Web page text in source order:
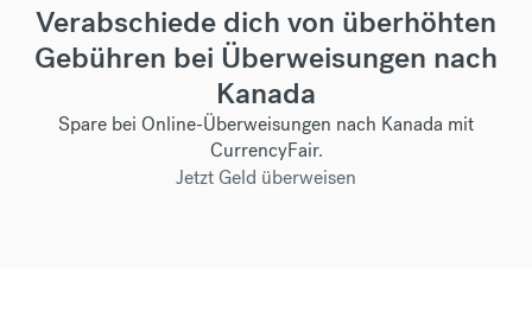
Verabschiede dich von überhöhten
Gebühren bei Überweisungen nach
Kanada
Spare bei Online-Überweisungen nach Kanada mit
CurrencyFair.
Jetzt Geld überweisen